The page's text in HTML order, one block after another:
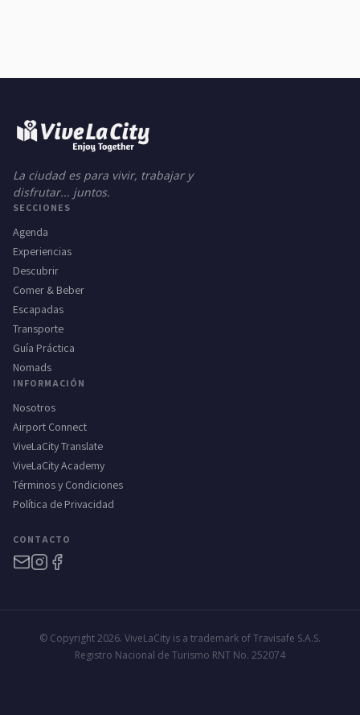
La ciudad es para vivir, trabajar y
disfrutar... juntos.
SECCIONES
Agenda
Experiencias
Descubrir
Comer & Beber
Escapadas
Transporte
Guía Práctica
Nomads
INFORMACIÓN
Nosotros
Airport Connect
ViveLaCity Translate
ViveLaCity Academy
Términos y Condiciones
Política de Privacidad
CONTACTO
© Copyright 2026. ViveLaCity is a trademark of Travisafe S.A.S.
Registro Nacional de Turismo RNT No. 252074